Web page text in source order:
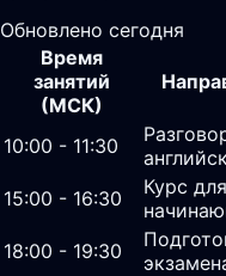
Обновлено сегодня
Время
занятий
(МСК)
10:00 - 11:30
15:00 - 16:30
Курс для
18:00 - 19:30